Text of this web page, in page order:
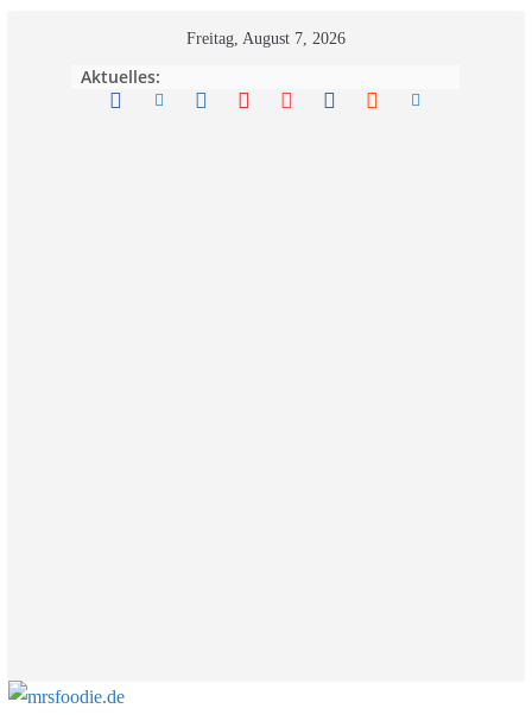
Freitag, August 7, 2026
Aktuelles: